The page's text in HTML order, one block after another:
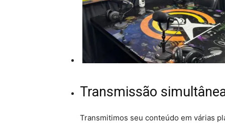
Transmissão
Transmitimos seu conteúdo em várias